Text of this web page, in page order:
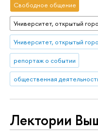
Свободное общение
Университет, открытый
Университет, открытый
репортаж о событии
общественная
Лектории